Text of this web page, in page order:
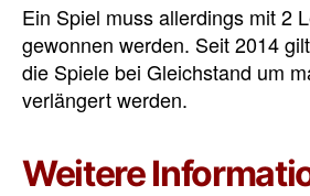
Ein Spiel muss allerdings mit 2
gewonnen werden. Seit 2014
die Spiele bei Gleichstand um
verlängert werden.
Weitere